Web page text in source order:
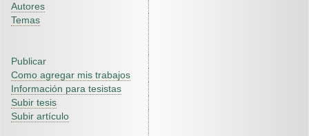
Autores
Temas
Publicar
Como agregar mis trabajos
Información para tesistas
Subir tesis
Subir artículo